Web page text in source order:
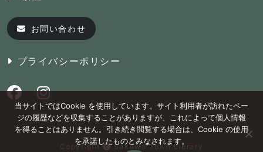
お問い合わせ
プライバシーポリシー
Copyright Sakawa Town Library
当サイトではCookie を使用しています。サイト利用者が訪れたペー
ジの履歴などを収集することがありますが、これによって個人情報
を得ることはありません。引き続き閲覧する場合は、Cookie の使用
を承諾したものとみなされます。